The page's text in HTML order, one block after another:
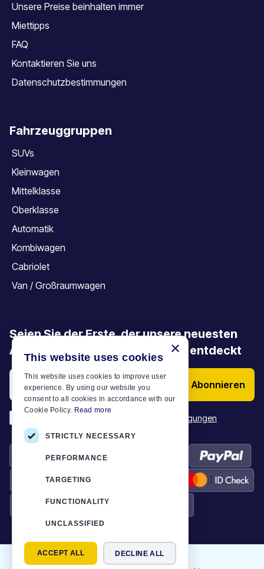
Unsere Preise beinhalten immer
Miettipps
FAQ
Kontaktieren Sie uns
Datenschutzbestimmungen
Fahrzeuggruppen
SUVs
Kleinwagen
Mittelklasse
Oberklasse
Automatik
Kombiwagen
Cabriolet
Van / Großraumwagen
Seien Sie der Erste, der unsere neuesten
Angebote, Aktionen und Artikel entdeckt
Abonnieren
Allgemeinen Geschäftsbedingungen
©2026
×
This website uses cookies
This website uses cookies to improve user
experience. By using our website you
consent to all cookies in accordance with our
Cookie Policy. Read more
STRICTLY NECESSARY
PERFORMANCE
TARGETING
FUNCTIONALITY
UNCLASSIFIED
ACCEPT ALL DECLINE ALL